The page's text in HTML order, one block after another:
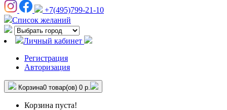
+7(495)799-21-10
Список желаний
Личный кабинет
Регистрация
Авторизация
Корзина0 товар(ов) 0 р.
Корзина пуста!